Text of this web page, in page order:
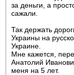
за деньги, а
сажали.
Так держать
Украины на
Украине.
Мне кажется,
Анатолий
меня на 5 лет.